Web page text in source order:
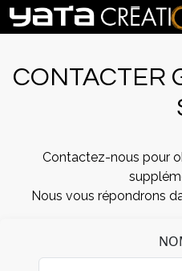
CONTACTER
Contactez-nous pour
Nous vous répondrons